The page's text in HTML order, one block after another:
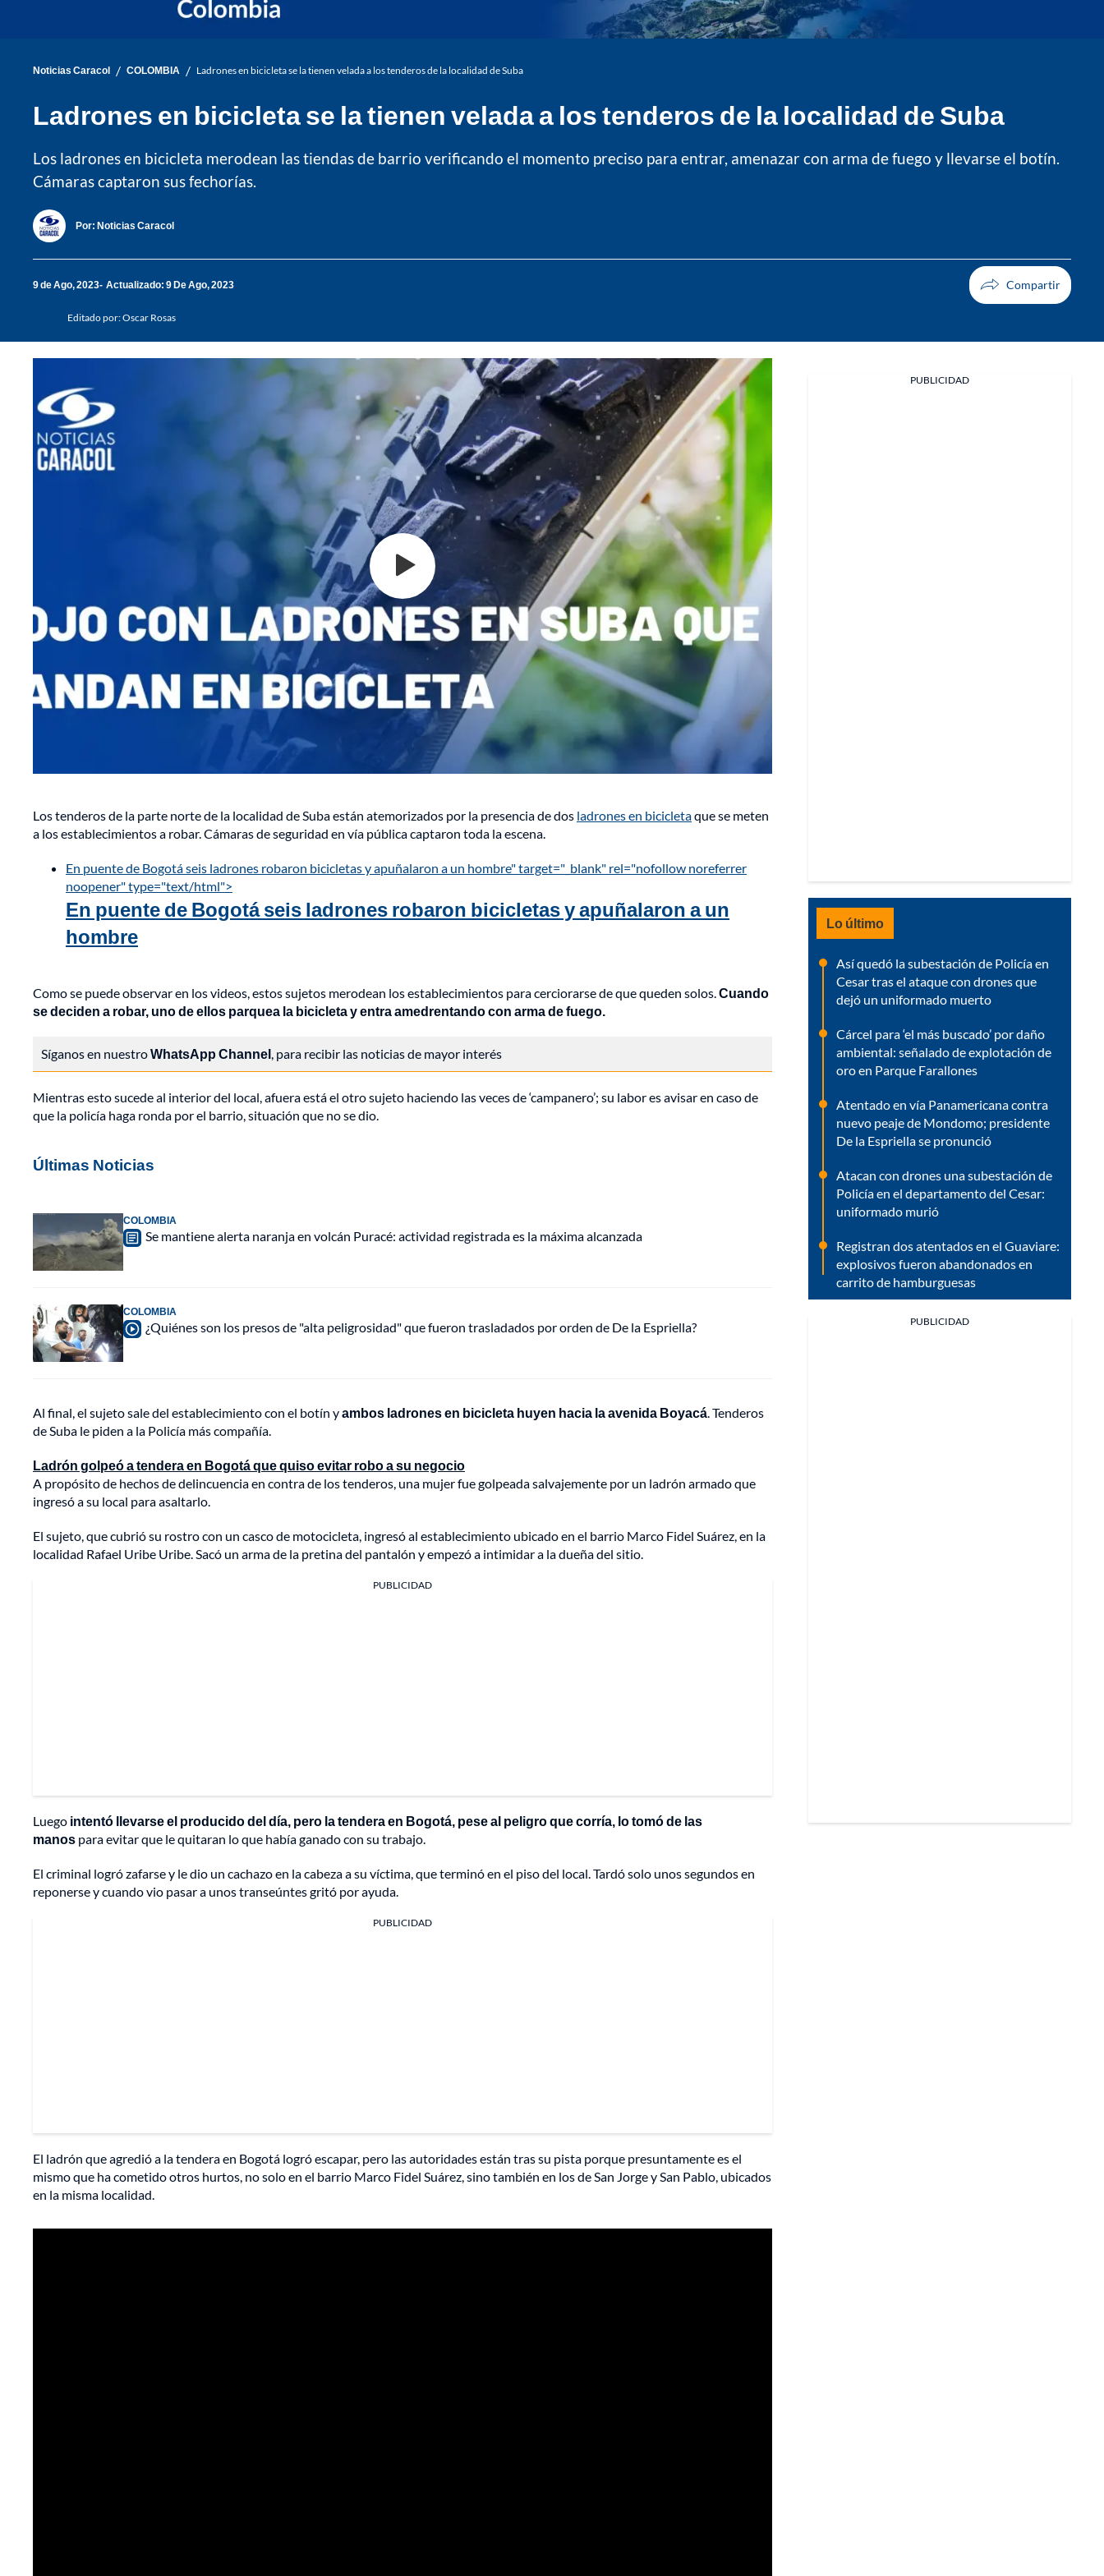
Noticias Caracol / COLOMBIA / Ladrones en bicicleta se la tienen velada a los tenderos de la localidad de Suba
Ladrones en bicicleta se la tienen velada a los tenderos de la localidad de Suba
Los ladrones en bicicleta merodean las tiendas de barrio verificando el momento preciso para entrar, amenazar con arma de fuego y llevarse el botín.
Cámaras captaron sus fechorías.
Por: Noticias Caracol
9 de Ago, 2023 Actualizado: 9 De Ago, 2023
Editado por:Oscar Rosas
Los tenderos de la parte norte de la localidad de Suba están atemorizados por la presencia de dos ladrones en bicicletaque se meten
a los establecimientos a robar. Cámaras de seguridad en vía pública captaron toda la escena.
En puente de Bogotá seis ladrones robaron bicicletas y apuñalaron a un hombre" target="_blank" rel="nofollow noreferrer
noopener" type="text/html">
En puente de Bogotá seis ladrones robaron bicicletas y apuñalaron a un
hombre
Como se puede observar en los videos, estos sujetos merodean los establecimientos para cerciorarse de que queden solos.Cuando
se deciden a robar, uno de ellos parquea la bicicleta y entra amedrentando con arma de fuego.
Síganos en nuestroWhatsApp Channel, para recibir las noticias de mayor interés
Mientras esto sucede al interior del local, afuera está el otro sujeto haciendo las veces de ‘campanero’; su labor es avisar en caso de
que la policía haga ronda por el barrio, situación que no se dio.
Últimas Noticias
COLOMBIA
Se mantiene alerta naranja en volcán Puracé: actividad registrada es la máxima alcanzada
COLOMBIA
¿Quiénes son los presos de "alta peligrosidad" que fueron trasladados por orden de De la Espriella?
Al final, el sujeto sale del establecimiento con el botín yambos ladrones en bicicleta huyen hacia la avenida Boyacá. Tenderos
de Suba le piden a la Policía más compañía.
Ladrón golpeó a tendera en Bogotá que quiso evitar robo a su negocio
A propósito de hechos de delincuencia en contra de los tenderos, una mujer fue golpeada salvajemente por un ladrón armadoque
ingresó a su local para asaltarlo.
El sujeto, que cubrió su rostro con un casco de motocicleta, ingresó al establecimiento ubicado en el barrio Marco Fidel Suárez, en la
localidad Rafael Uribe Uribe. Sacó un arma de la pretina del pantalón y empezó a intimidar a la dueña del sitio.
PUBLICIDAD
Luego intentó llevarse el producido del día, pero la tendera en Bogotá, pese al peligro que corría, lo tomó de las
manos para evitar que le quitaran lo que había ganado con su trabajo.
El criminal logró zafarse y le dio un cachazo en la cabeza a su víctima, que terminó en el piso del local. Tardó solo unos segundos en
reponerse y cuando vio pasar a unos transeúntes gritó por ayuda.
PUBLICIDAD
El ladrón que agredió a la tendera en Bogotá logró escapar, pero las autoridades están tras su pista porque presuntamente es el
mismo que ha cometido otros hurtos, no solo en el barrio Marco Fidel Suárez, sino también en los de San Jorge y San Pablo, ubicados
en la misma localidad.
PUBLICIDAD
Lo último
Así quedó la subestación de Policía en
Cesar tras el ataque con drones que
dejó un uniformado muerto
Cárcel para ‘el más buscado’ por daño
ambiental: señalado de explotación de
oro en Parque Farallones
Atentado en vía Panamericana contra
nuevo peaje de Mondomo; presidente
De la Espriella se pronunció
Atacan con drones una subestación de
Policía en el departamento del Cesar:
uniformado murió
Registran dos atentados en el Guaviare:
explosivos fueron abandonados en
carrito de hamburguesas
PUBLICIDAD